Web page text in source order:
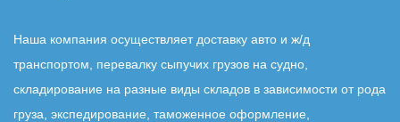
Наша компания осуществляет доставку авто и ж/д
транспортом, перевалку сыпучих грузов на судно,
складирование на разные виды складов в зависимости от рода
груза, экспедирование, таможенное оформление,